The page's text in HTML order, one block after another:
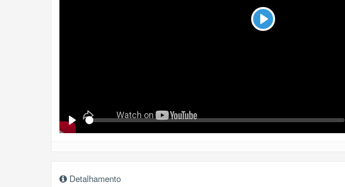
Play
Play
Seek
Detalhamento